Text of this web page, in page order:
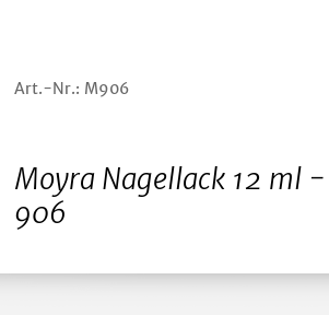
Art.-Nr.: M906
Moyra Nagellack 12 ml
906